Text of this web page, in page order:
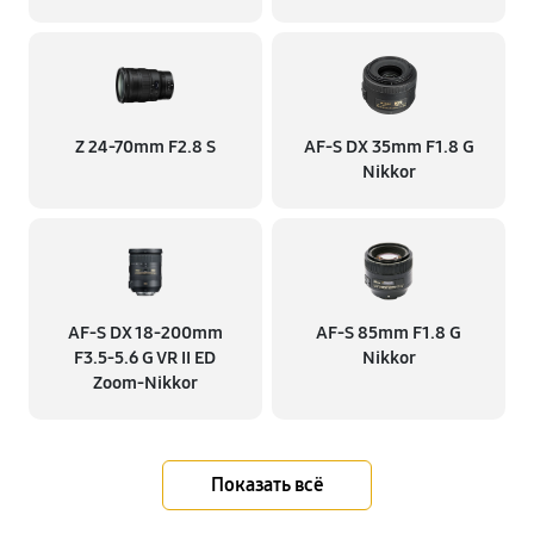
Z 24-70mm F2.8 S
AF-S DX 35mm F1.8 G
Nikkor
AF-S DX 18-200mm
F3.5-5.6 G VR II ED
Zoom-Nikkor
AF-S 85mm F1.8 G
Nikkor
Показать всё